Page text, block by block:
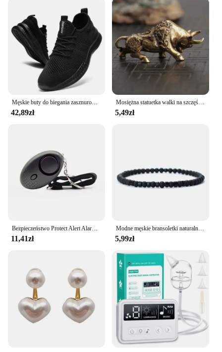
42,89zł
Mosiężna statuetka walki na szczęście ozdoby do dekoracji domu miedziane zwierzę miniaturowa figurka przynieś bogactwo wystrój biurka rzemiosło
5,49zł
Bezpieczeństwo Protect Alert Alarm samoobrony Anti-wolf dziewczyna kobiety bezpieczeństwo awaryjne samoobrona brelok dostarcza gadżety narzędzia
11,41zł
Modne męskie bransoletki naturalne tygrysie oczy cesarz mały kamień 4mm koraliki Braclet Homme akcesoria Bohemia biżuteria plażowa Pulsera
5,99zł